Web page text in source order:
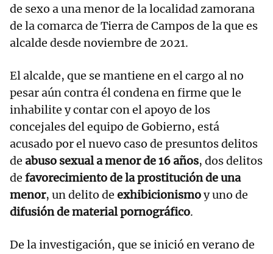
de sexo a una menor de la localidad zamorana
de la comarca de Tierra de Campos de la que es
alcalde desde noviembre de 2021.
El alcalde, que se mantiene en el cargo al no
pesar aún contra él condena en firme que le
inhabilite y contar con el apoyo de los
concejales del equipo de Gobierno, está
acusado por el nuevo caso de presuntos delitos
de abuso sexual a menor de 16 años, dos delitos
de favorecimiento de la prostitución de una
menor, un delito de exhibicionismoy uno de
difusión de material pornográfico.
De la investigación, que se inició en verano de